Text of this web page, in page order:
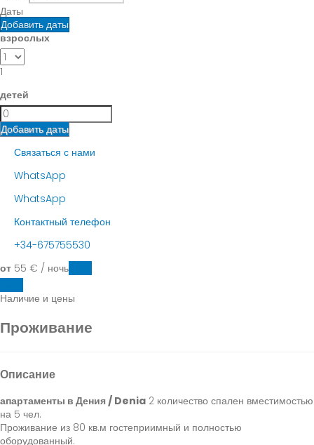
Даты
Добавить даты
взрослых
1
детей
Добавить даты
Связаться с нами
WhatsApp
WhatsApp
Контактный телефон
+34-675755530
от 55 € / ночь
Наличие и цены
Проживание
Описание
апартаменты в Дения / Denia 2 количество спален вместимостью
на 5 чел.
Проживание из 80 кв.м гостеприимный и полностью
оборудованный.